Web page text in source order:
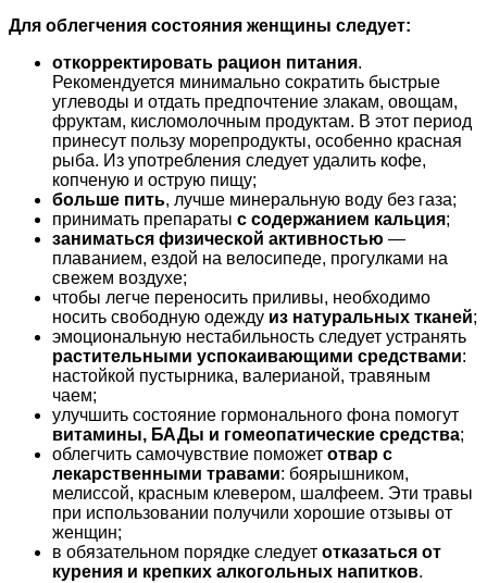
Для облегчения состояния женщины следует:
откорректировать рацион питания.
Рекомендуется минимально сократить быстрые
углеводы и отдать предпочтение злакам, овощам,
фруктам, кисломолочным продуктам. В этот период
принесут пользу морепродукты, особенно красная
рыба. Из употребления следует удалить кофе,
копченую и острую пищу;
больше пить, лучше минеральную воду без газа;
принимать препараты с содержанием кальция;
заниматься физической активностью —
плаванием, ездой на велосипеде, прогулками на
свежем воздухе;
чтобы легче переносить приливы, необходимо
носить свободную одежду из натуральных тканей;
эмоциональную нестабильность следует устранять
растительными успокаивающими средствами:
настойкой пустырника, валерианой, травяным
чаем;
улучшить состояние гормонального фона помогут
витамины, БАДы и гомеопатические средства;
облегчить самочувствие поможет отвар с
лекарственными травами: боярышником,
мелиссой, красным клевером, шалфеем. Эти травы
при использовании получили хорошие отзывы от
женщин;
в обязательном порядке следует отказаться от
курения и крепких алкогольных напитков.